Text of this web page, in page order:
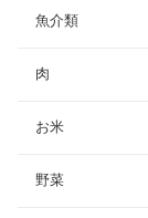
魚介類
肉
お米
野菜